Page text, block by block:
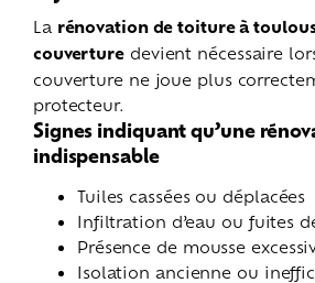
La rénovation de toiture à
couverture devient nécessaire
couverture ne joue plus
protecteur.
Signes indiquant qu’une
indispensable
Tuiles cassées ou déplacées
Infiltration d’eau ou fuites
Présence de mousse
Isolation ancienne ou